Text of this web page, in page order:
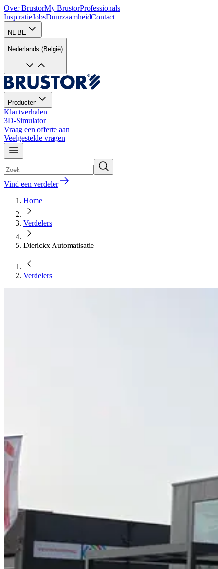
Over BrustorMy BrustorProfessionals
InspiratieJobsDuurzaamheidContact
NL-BE
Nederlands (België)
Producten
Klantverhalen
3D-Simulator
Vraag een offerte aan
Veelgestelde vragen
Vind een verdeler
Home
Verdelers
Dierickx Automatisatie
Verdelers